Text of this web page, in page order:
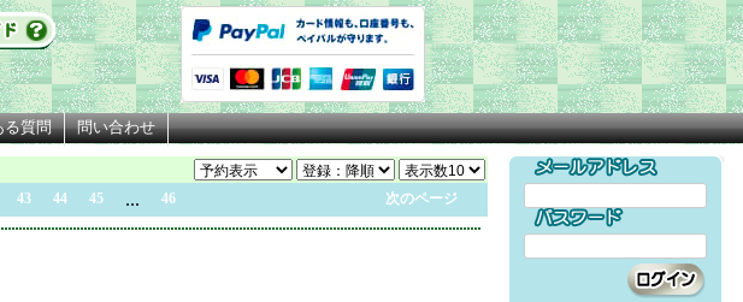
る質問 問い合わせ
43 44 45 ... 46 次のページ